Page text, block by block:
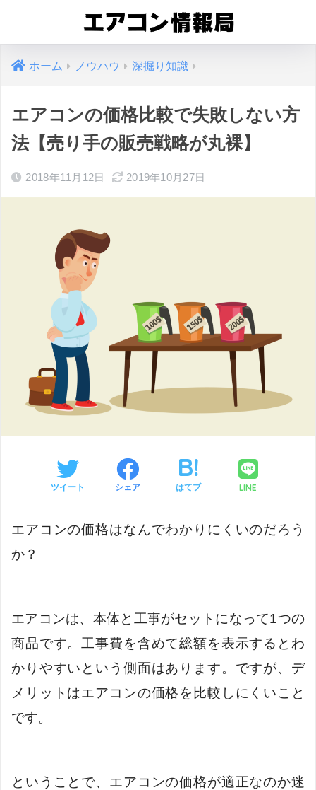
ホーム ノウハウ 深掘り知識
エアコンの価格比較で失敗しない方
法【売り手の販売戦略が丸裸】
2018年11月12日 2019年10月27日
ツイート シェア はてブ LINE
エアコンの価格はなんでわかりにくいのだろう
か？
エアコンは、本体と工事がセットになって1つの
商品です。工事費を含めて総額を表示するとわ
かりやすいという側面はあります。ですが、デ
メリットはエアコンの価格を比較しにくいこと
です。
ということで、エアコンの価格が適正なのか迷